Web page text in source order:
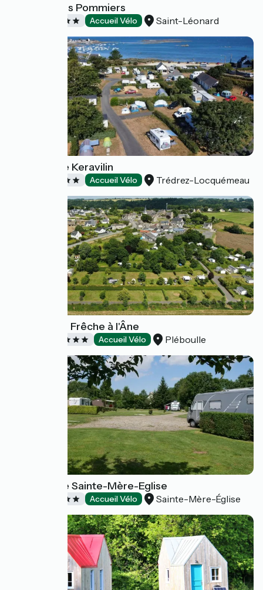
Camping Les Pommiers
Accueil Vélo Saint-Léonard
Camping de Keravilin
Accueil Vélo Trédrez-Locquémeau
Camping Le Frêche à l'Âne
Accueil Vélo Pléboulle
Camping de Sainte-Mère-Eglise
Accueil Vélo Sainte-Mère-Église